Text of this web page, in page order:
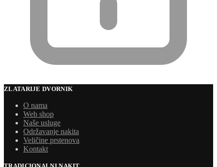
ZLATARIJE DVORNIK
O nama
Web shop
Naše usluge
Održavanje nakita
Veličine prstenova
Kontakt